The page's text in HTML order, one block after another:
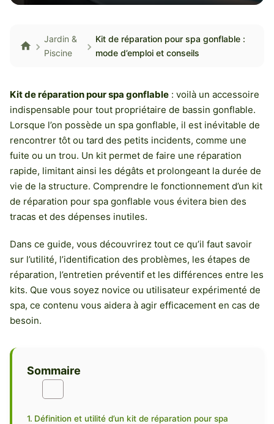
Jardin &
Piscine
Kit de réparation pour spa gonflable :
mode d’emploi et conseils
Kit de réparation pour spa gonflable : voilà un accessoire
indispensable pour tout propriétaire de bassin gonflable.
Lorsque l’on possède un spa gonflable, il est inévitable de
rencontrer tôt ou tard des petits incidents, comme une
fuite ou un trou. Un kit permet de faire une réparation
rapide, limitant ainsi les dégâts et prolongeant la durée de
vie de la structure. Comprendre le fonctionnement d’un kit
de réparation pour spa gonflable vous évitera bien des
tracas et des dépenses inutiles.
Dans ce guide, vous découvrirez tout ce qu’il faut savoir
sur l’utilité, l’identification des problèmes, les étapes de
réparation, l’entretien préventif et les différences entre les
kits. Que vous soyez novice ou utilisateur expérimenté de
spa, ce contenu vous aidera à agir efficacement en cas de
besoin.
Sommaire
Définition et utilité d’un kit de réparation pour spa